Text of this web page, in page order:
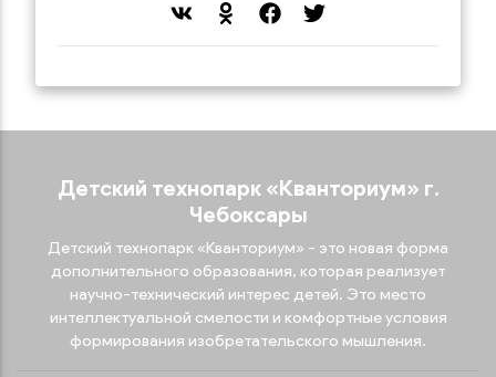
Детский технопарк «‎Кванториум»‎ г.
Чебоксары
Детский технопарк «Кванториум» - это новая форма
дополнительного образования, которая реализует
научно-технический интерес детей. Это место
интеллектуальной смелости и комфортные условия
формирования изобретательского мышления.